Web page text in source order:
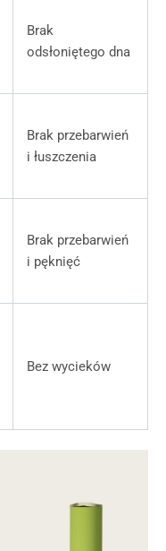
Brak
odsłoniętego dna
Brak przebarwień
i łuszczenia
Brak przebarwień
i pęknięć
Bez wycieków